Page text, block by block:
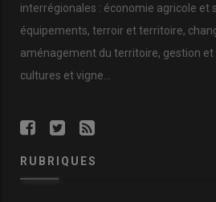
interrégionales : économie agricole et
équipements, terroir et territoire,
aménagement du territoire, gestion
cultures et vigne...
RUBRIQUES